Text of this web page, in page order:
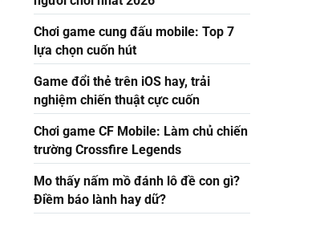
Chơi game cung đấu mobile: Top 7
lựa chọn cuốn hút
Game đổi thẻ trên iOS hay, trải
nghiệm chiến thuật cực cuốn
Chơi game CF Mobile: Làm chủ chiến
trường Crossfire Legends
Mo thấy nấm mồ đánh lô đề con gì?
Điềm báo lành hay dữ?